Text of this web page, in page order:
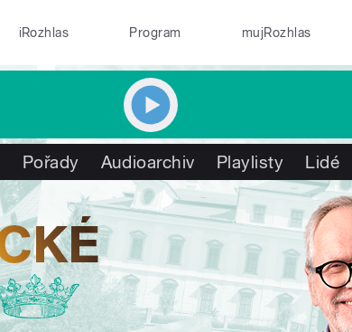
iRozhlas Program mujRozhlas
Pořady Audioarchiv Playlisty Lidé